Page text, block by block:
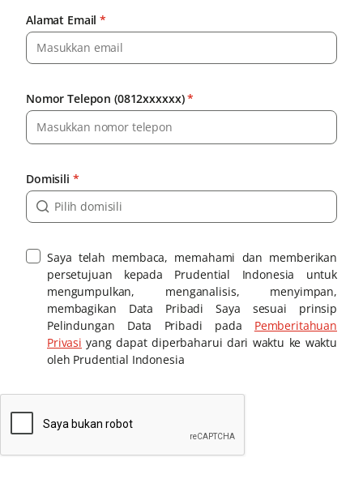
Alamat Email *
Nomor Telepon (0812xxxxxx)*
Domisili *
Saya telah membaca, memahami dan memberikan
persetujuan kepada Prudential Indonesia untuk
mengumpulkan, menganalisis, menyimpan,
membagikan Data Pribadi Saya sesuai prinsip
Pelindungan Data Pribadi pada Pemberitahuan
Privasi yang dapat diperbaharui dari waktu ke waktu
oleh Prudential Indonesia